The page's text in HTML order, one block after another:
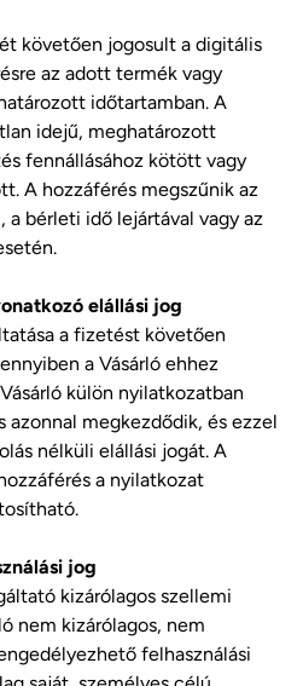
követően jogosult a digitális
az adott termék vagy
időtartamban. A
idejű, meghatározott
fennállásához kötött vagy
A hozzáférés megszűnik az
bérleti idő lejártával vagy az
elállási jog
a fizetést követően
a Vásárló ehhez
külön nyilatkozatban
megkezdődik, és ezzel
nélküli elállási jogát. A
a nyilatkozat
jog
kizárólagos szellemi
nem kizárólagos, nem
felhasználási